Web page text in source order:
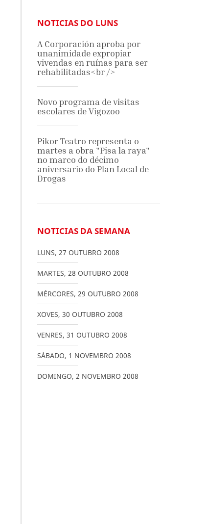
NOTICIAS DO LUNS
A Corporación aproba por
unanimidade expropiar
vivendas en ruínas para ser
rehabilitadas<br />
Novo programa de visitas
escolares de Vigozoo
Pikor Teatro representa o
martes a obra "Pisa la raya"
no marco do décimo
aniversario do Plan Local de
Drogas
NOTICIAS DA SEMANA
LUNS, 27 OUTUBRO 2008
MARTES, 28 OUTUBRO 2008
MÉRCORES, 29 OUTUBRO 2008
XOVES, 30 OUTUBRO 2008
VENRES, 31 OUTUBRO 2008
SÁBADO, 1 NOVEMBRO 2008
DOMINGO, 2 NOVEMBRO 2008